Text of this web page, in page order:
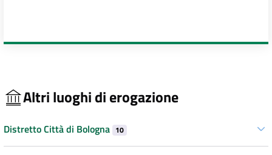
Altri luoghi di erogazione
Distretto Città di Bologna 10